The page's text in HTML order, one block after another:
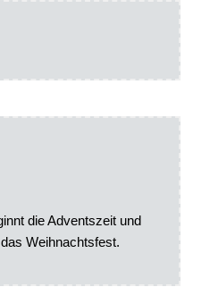
die Adventszeit und
Weihnachtsfest.